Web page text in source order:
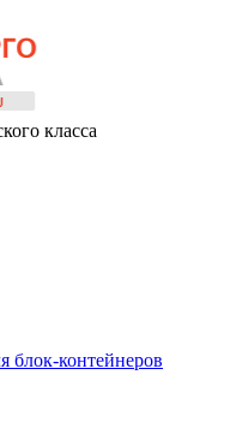
класса
блок-контейнеров